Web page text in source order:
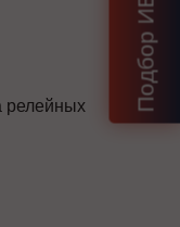
релейных